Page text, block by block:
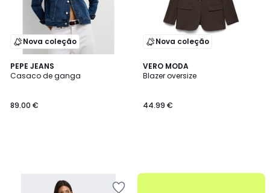
Nova coleção
PEPE JEANS
Casaco de ganga
89.00 €
Nova coleção
VERO MODA
Blazer oversize
44.99 €
até